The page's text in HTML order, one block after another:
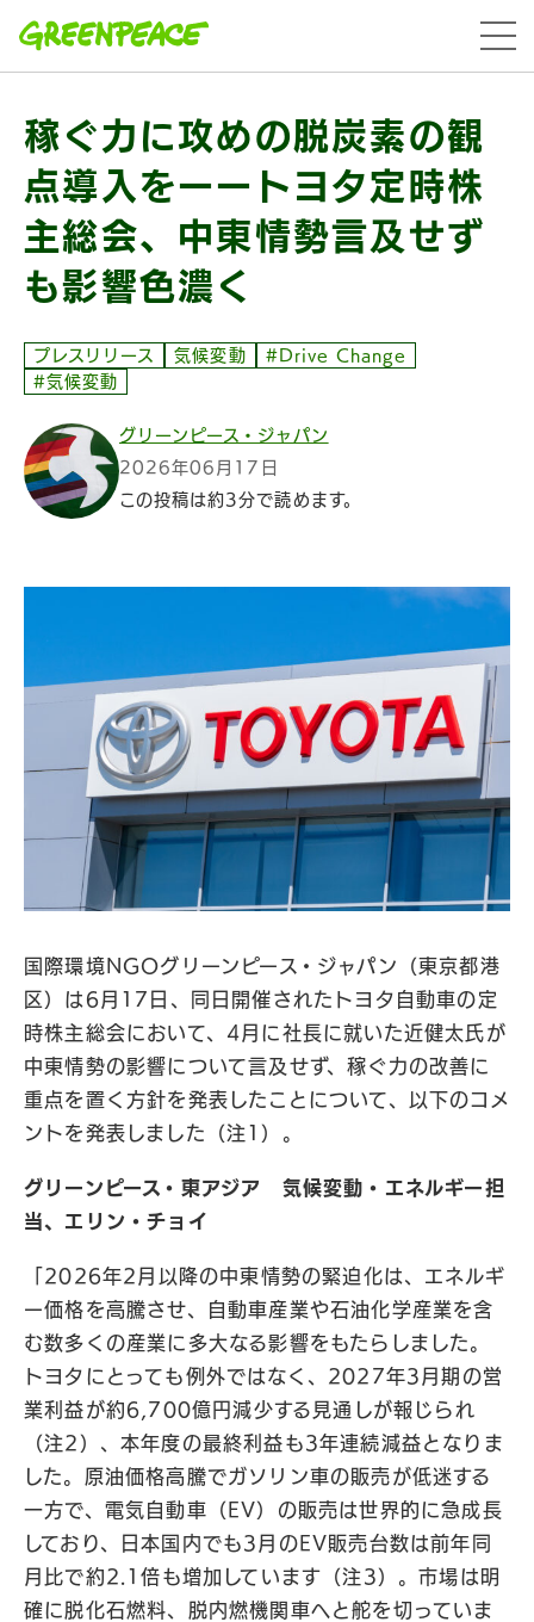
menu
稼ぐ力に攻めの脱炭素の観
点導入をーートヨタ定時株
主総会、中東情勢言及せず
も影響色濃く
プレスリリース 気候変動
#Drive Change
#気候変動
グリーンピース・ジャパン
2026年06月17日
この投稿は約3分で読めます。
国際環境NGOグリーンピース・ジャパン（東京都港
区）は6月17日、同日開催されたトヨタ自動車の定
時株主総会において、4月に社長に就いた近健太氏が
中東情勢の影響について言及せず、稼ぐ力の改善に
重点を置く方針を発表したことについて、以下のコメ
ントを発表しました（注1）。
グリーンピース・東アジア 気候変動・エネルギー担
当、エリン・チョイ
「2026年2月以降の中東情勢の緊迫化は、エネルギ
ー価格を高騰させ、自動車産業や石油化学産業を含
む数多くの産業に多大なる影響をもたらしました。
トヨタにとっても例外ではなく、2027年3月期の営
業利益が約6,700億円減少する見通しが報じられ
（注2）、本年度の最終利益も3年連続減益となりま
した。原油価格高騰でガソリン車の販売が低迷する
一方で、電気自動車（EV）の販売は世界的に急成長
しており、日本国内でも3月のEV販売台数は前年同
月比で約2.1倍も増加しています（注3）。市場は明
確に脱化石燃料、脱内燃機関車へと舵を切っていま